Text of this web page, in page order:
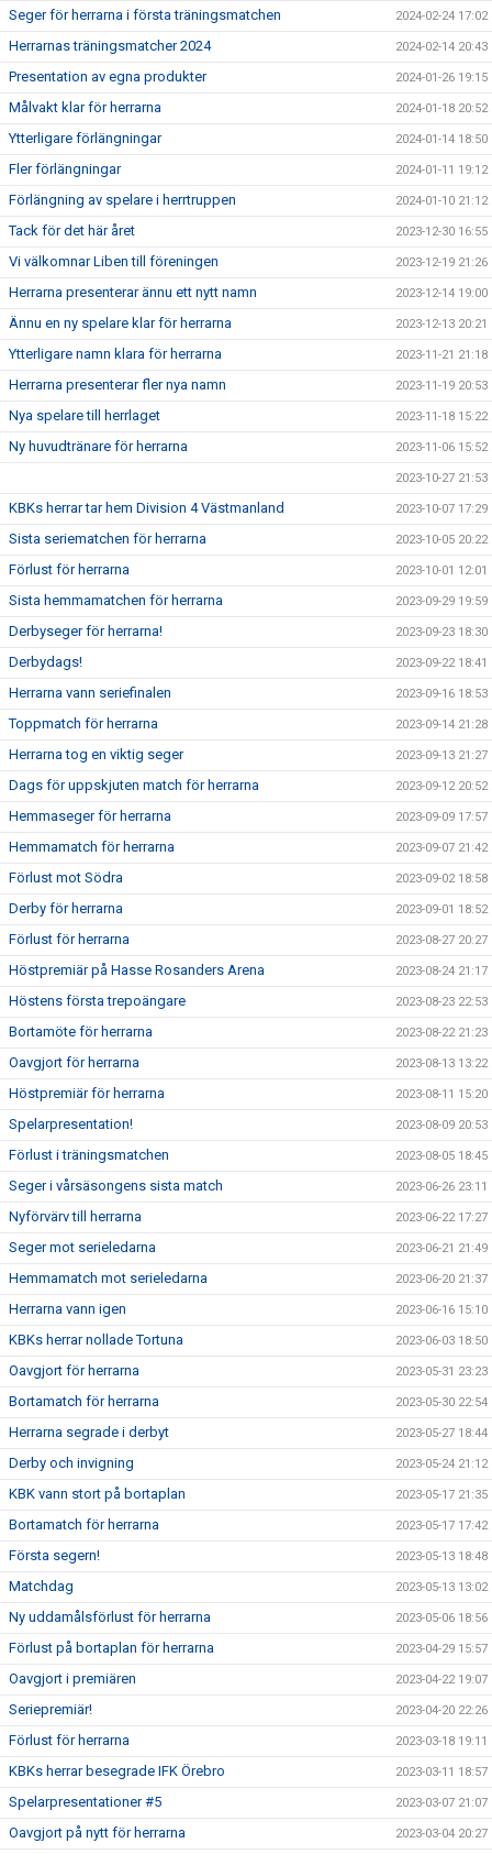
Seger för herrarna i första träningsmatchen 2024-02-24 17:02
Herrarnas träningsmatcher 2024 2024-02-14 20:43
Presentation av egna produkter 2024-01-26 19:15
Målvakt klar för herrarna 2024-01-18 20:52
Ytterligare förlängningar 2024-01-14 18:50
Fler förlängningar 2024-01-11 19:12
Förlängning av spelare i herrtruppen 2024-01-10 21:12
Tack för det här året 2023-12-30 16:55
Vi välkomnar Liben till föreningen 2023-12-19 21:26
Herrarna presenterar ännu ett nytt namn 2023-12-14 19:00
Ännu en ny spelare klar för herrarna 2023-12-13 20:21
Ytterligare namn klara för herrarna 2023-11-21 21:18
Herrarna presenterar fler nya namn 2023-11-19 20:53
Nya spelare till herrlaget 2023-11-18 15:22
Ny huvudtränare för herrarna 2023-11-06 15:52
2023-10-27 21:53
KBKs herrar tar hem Division 4 Västmanland 2023-10-07 17:29
Sista seriematchen för herrarna 2023-10-05 20:22
Förlust för herrarna 2023-10-01 12:01
Sista hemmamatchen för herrarna 2023-09-29 19:59
Derbyseger för herrarna! 2023-09-23 18:30
Derbydags! 2023-09-22 18:41
Herrarna vann seriefinalen 2023-09-16 18:53
Toppmatch för herrarna 2023-09-14 21:28
Herrarna tog en viktig seger 2023-09-13 21:27
Dags för uppskjuten match för herrarna 2023-09-12 20:52
Hemmaseger för herrarna 2023-09-09 17:57
Hemmamatch för herrarna 2023-09-07 21:42
Förlust mot Södra 2023-09-02 18:58
Derby för herrarna 2023-09-01 18:52
Förlust för herrarna 2023-08-27 20:27
Höstpremiär på Hasse Rosanders Arena 2023-08-24 21:17
Höstens första trepoängare 2023-08-23 22:53
Bortamöte för herrarna 2023-08-22 21:23
Oavgjort för herrarna 2023-08-13 13:22
Höstpremiär för herrarna 2023-08-11 15:20
Spelarpresentation! 2023-08-09 20:53
Förlust i träningsmatchen 2023-08-05 18:45
Seger i vårsäsongens sista match 2023-06-26 23:11
Nyförvärv till herrarna 2023-06-22 17:27
Seger mot serieledarna 2023-06-21 21:49
Hemmamatch mot serieledarna 2023-06-20 21:37
Herrarna vann igen 2023-06-16 15:10
KBKs herrar nollade Tortuna 2023-06-03 18:50
Oavgjort för herrarna 2023-05-31 23:23
Bortamatch för herrarna 2023-05-30 22:54
Herrarna segrade i derbyt 2023-05-27 18:44
Derby och invigning 2023-05-24 21:12
KBK vann stort på bortaplan 2023-05-17 21:35
Bortamatch för herrarna 2023-05-17 17:42
Första segern! 2023-05-13 18:48
Matchdag 2023-05-13 13:02
Ny uddamålsförlust för herrarna 2023-05-06 18:56
Förlust på bortaplan för herrarna 2023-04-29 15:57
Oavgjort i premiären 2023-04-22 19:07
Seriepremiär! 2023-04-20 22:26
Förlust för herrarna 2023-03-18 19:11
KBKs herrar besegrade IFK Örebro 2023-03-11 18:57
Spelarpresentationer #5 2023-03-07 21:07
Oavgjort på nytt för herrarna 2023-03-04 20:27